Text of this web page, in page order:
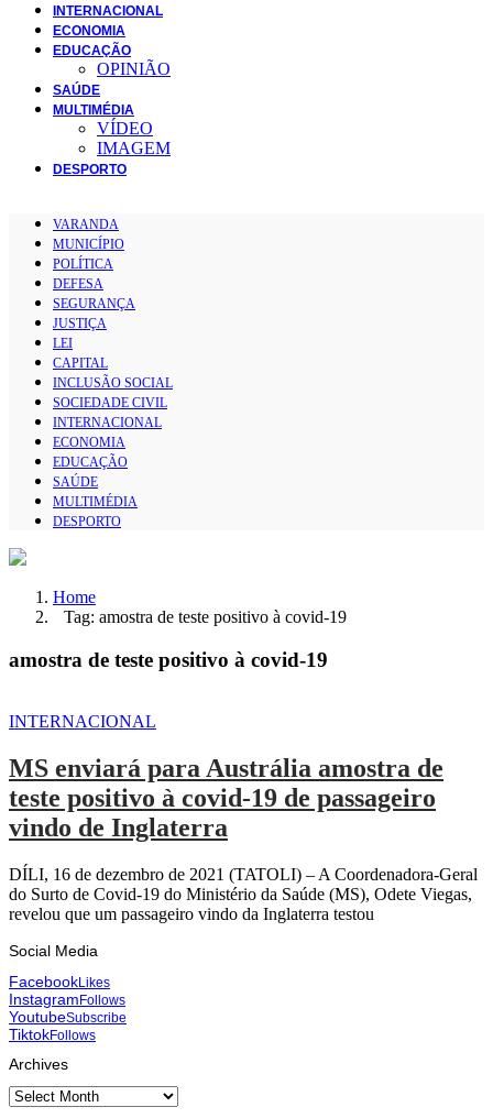
INTERNACIONAL
ECONOMIA
EDUCAÇÃO
OPINIÃO
SAÚDE
MULTIMÉDIA
VÍDEO
IMAGEM
DESPORTO
VARANDA
MUNICÍPIO
POLÍTICA
DEFESA
SEGURANÇA
JUSTIÇA
LEI
CAPITAL
INCLUSÃO SOCIAL
SOCIEDADE CIVIL
INTERNACIONAL
ECONOMIA
EDUCAÇÃO
SAÚDE
MULTIMÉDIA
DESPORTO
Home
Tag: amostra de teste positivo à covid-19
amostra de teste positivo à covid-19
INTERNACIONAL
MS enviará para Austrália amostra de
teste positivo à covid-19 de passageiro
vindo de Inglaterra
DÍLI, 16 de dezembro de 2021 (TATOLI) – A Coordenadora-Geral
do Surto de Covid-19 do Ministério da Saúde (MS), Odete Viegas,
revelou que um passageiro vindo da Inglaterra testou
Social Media
FacebookLikes
InstagramFollows
YoutubeSubscribe
TiktokFollows
Archives
Archives